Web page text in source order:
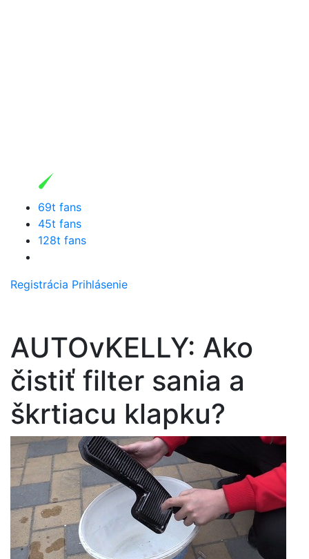
69t fans
45t fans
128t fans
Registrácia Prihlásenie
AUTOvKELLY: Ako
čistiť filter sania a
škrtiacu klapku?